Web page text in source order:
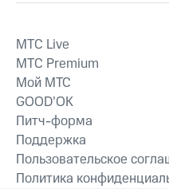
MTС Live
MTС Premium
Мой МТС
GOOD’OK
Питч-форма
Поддержка
Пользовательское
Политика